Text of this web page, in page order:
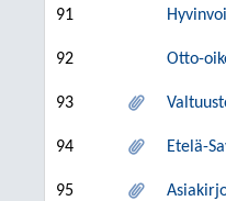
91
92 Otto-
93
94 Etelä-
95